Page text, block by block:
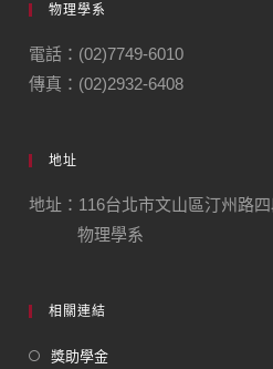
物理學系
電話：(02)7749-6010
傳真：(02)2932-6408
地址
地址：116台北市文山區汀州路
物理學系
相關連結
獎助學金